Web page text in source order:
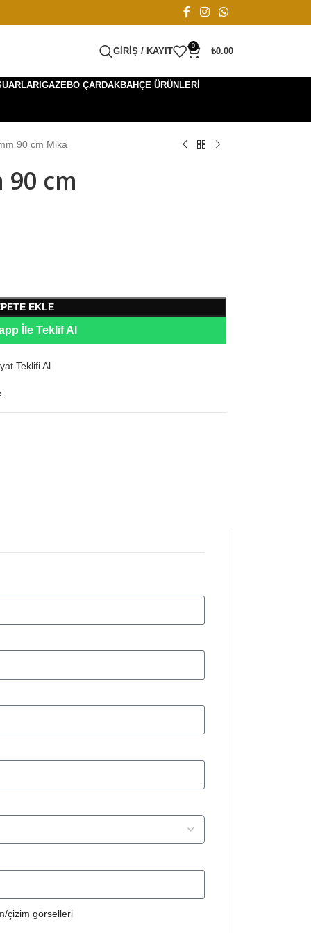
GIRIŞ / KAYIT
0
₺0.00
GAZEBO ÇARDAKBAHÇE ÜRÜNLERI
90 cm Mika
90 cm
EKLE
İle Teklif Al
Teklifi Al
çizim görselleri